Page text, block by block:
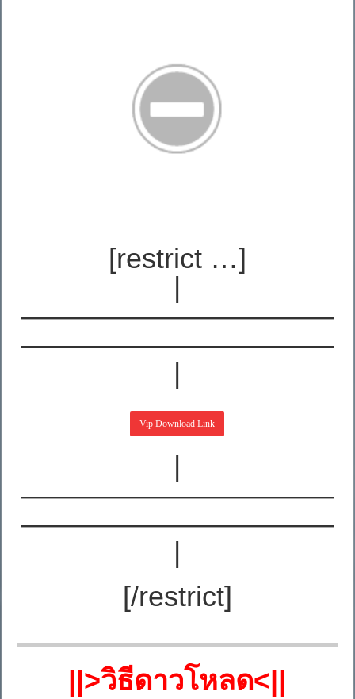
[restrict …]
|
———————————
———————————
|
|
———————————
———————————
|
[/restrict]
||>วิธีดาวโหลด<||